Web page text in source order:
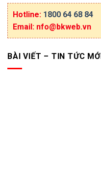
Hotline: 1800 64 68 84
Email: nfo@bkweb.vn
BÀI VIẾT – TIN TỨC MỚI